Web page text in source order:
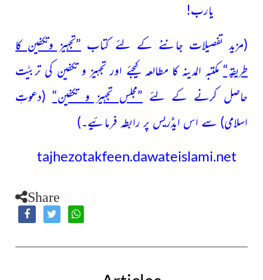
یارب!
(مزید تفصیلات جاننے کے لئے کتاب ”تجہیز وتکفین کا
طریقہ“ مکتبہ المدینہ کا مطالعہ کیجئے اور تجہیز و تکفین کی تربیَّت
حاصل کرنے کے لئے ”مجلس تجہیز و تکفین“ (دعوتِ
اسلامی) سے اس ایڈریس پر رابطہ فرمائیے۔)
tajhezotakfeen.dawateislami.net
Share